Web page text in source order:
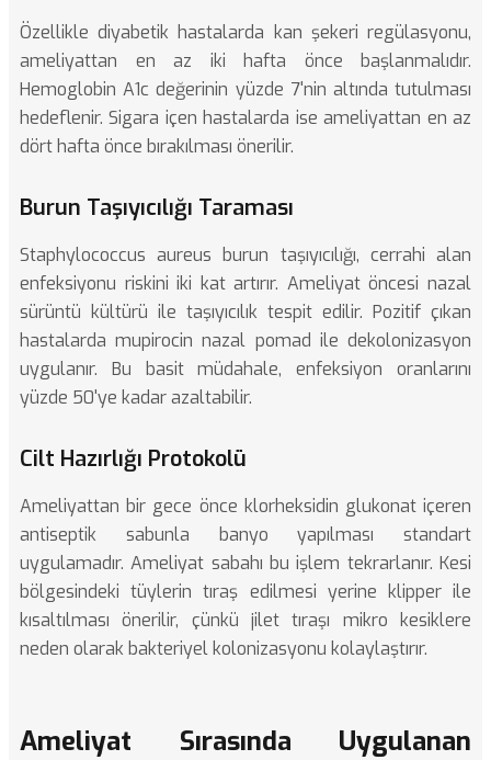
Özellikle diyabetik hastalarda kan şekeri regülasyonu,
ameliyattan en az iki hafta önce başlanmalıdır.
Hemoglobin A1c değerinin yüzde 7'nin altında tutulması
hedeflenir. Sigara içen hastalarda ise ameliyattan en az
dört hafta önce bırakılması önerilir.
Burun Taşıyıcılığı Taraması
Staphylococcus aureus burun taşıyıcılığı, cerrahi alan
enfeksiyonu riskini iki kat artırır. Ameliyat öncesi nazal
sürüntü kültürü ile taşıyıcılık tespit edilir. Pozitif çıkan
hastalarda mupirocin nazal pomad ile dekolonizasyon
uygulanır. Bu basit müdahale, enfeksiyon oranlarını
yüzde 50'ye kadar azaltabilir.
Cilt Hazırlığı Protokolü
Ameliyattan bir gece önce klorheksidin glukonat içeren
antiseptik sabunla banyo yapılması standart
uygulamadır. Ameliyat sabahı bu işlem tekrarlanır. Kesi
bölgesindeki tüylerin tıraş edilmesi yerine klipper ile
kısaltılması önerilir, çünkü jilet tıraşı mikro kesiklere
neden olarak bakteriyel kolonizasyonu kolaylaştırır.
Ameliyat Sırasında Uygulanan